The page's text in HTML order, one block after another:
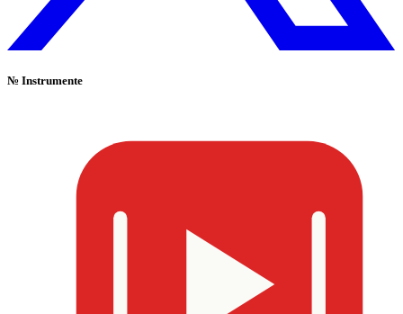
№ Instrumente